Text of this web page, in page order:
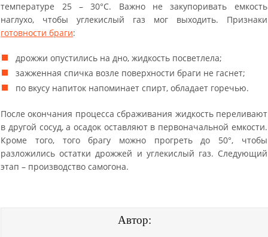
температуре 25 – 30°С. Важно не закупоривать емкость
наглухо, чтобы углекислый газ мог выходить. Признаки
готовности браги:
дрожжи опустились на дно, жидкость посветлела;
зажженная спичка возле поверхности браги не гаснет;
по вкусу напиток напоминает спирт, обладает горечью.
После окончания процесса сбраживания жидкость переливают
в другой сосуд, а осадок оставляют в первоначальной емкости.
Кроме того, того брагу можно прогреть до 50°, чтобы
разложились остатки дрожжей и углекислый газ. Следующий
этап – производство самогона.
Автор: